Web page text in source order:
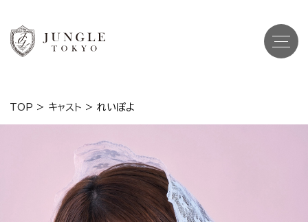
Top トップ
Cast
Gravure グラビア
TOP > キャスト > れいぽよ